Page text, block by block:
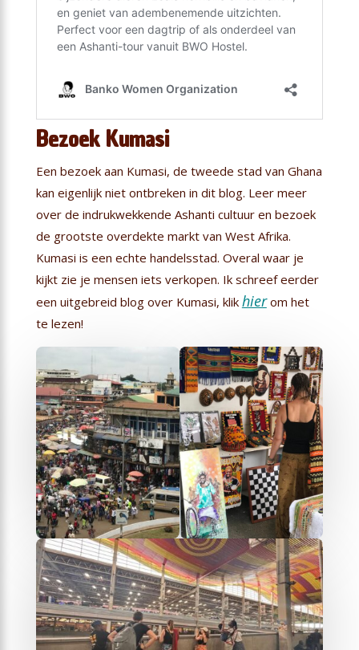
Bezoek Kumasi
Een bezoek aan Kumasi, de tweede stad van Ghana
kan eigenlijk niet ontbreken in dit blog. Leer meer
over de indrukwekkende Ashanti cultuur en bezoek
de grootste overdekte markt van West Afrika.
Kumasi is een echte handelsstad. Overal waar je
kijkt zie je mensen iets verkopen. Ik schreef eerder
een uitgebreid blog over Kumasi, klik hierom het
te lezen!